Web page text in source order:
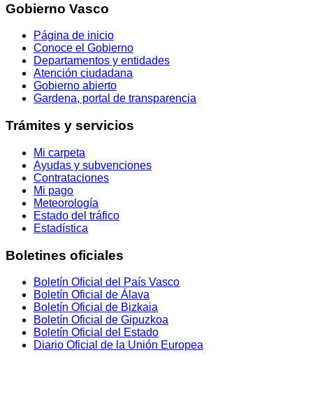
Gobierno Vasco
Página de inicio
Conoce el Gobierno
Departamentos y entidades
Atención ciudadana
Gobierno abierto
Gardena, portal de transparencia
Trámites y servicios
Mi carpeta
Ayudas y subvenciones
Contrataciones
Mi pago
Meteorología
Estado del tráfico
Estadística
Boletines oficiales
Boletín Oficial del País Vasco
Boletín Oficial de Álava
Boletín Oficial de Bizkaia
Boletín Oficial de Gipuzkoa
Boletín Oficial del Estado
Diario Oficial de la Unión Europea